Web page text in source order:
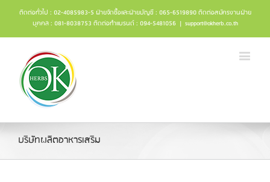
ติดต่อทั่วไป : 02-4085983-5 ฝ่ายจัดซื้อและฝ่ายบัญชี : 065-6519890 ติดต่อสมัครงานฝ่าย
บุคคล : 081-8038753 ติดต่อทำแบรนด์ : 094-5481056 | support@okherb.co.th
บริษัทผลิตอาหารเสริม